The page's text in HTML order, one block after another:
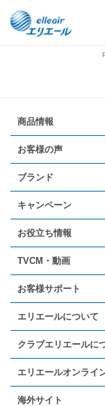
商品情報
お客様の声
ブランド
キャンペーン
お役立ち情報
TVCM・動画
お客様サポート
エリエールについて
クラブエリエールに
エリエールオンライ
海外サイト